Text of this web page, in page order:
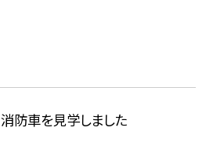
消防車を見学しました